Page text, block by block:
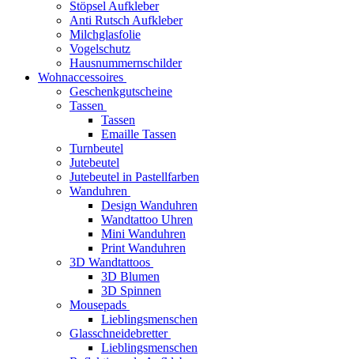
Stöpsel Aufkleber
Anti Rutsch Aufkleber
Milchglasfolie
Vogelschutz
Hausnummernschilder
Wohnaccessoires
Geschenkgutscheine
Tassen
Tassen
Emaille Tassen
Turnbeutel
Jutebeutel
Jutebeutel in Pastellfarben
Wanduhren
Design Wanduhren
Wandtattoo Uhren
Mini Wanduhren
Print Wanduhren
3D Wandtattoos
3D Blumen
3D Spinnen
Mousepads
Lieblingsmenschen
Glasschneidebretter
Lieblingsmenschen